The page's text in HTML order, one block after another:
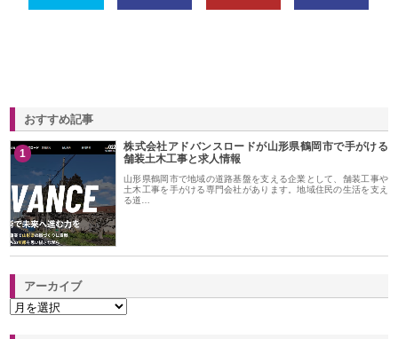
おすすめ記事
1
株式会社アドバンスロードが山形県鶴岡市で手がける
舗装土木工事と求人情報
山形県鶴岡市で地域の道路基盤を支える企業として、舗装工事や
土木工事を手がける専門会社があります。地域住民の生活を支え
る道…
アーカイブ